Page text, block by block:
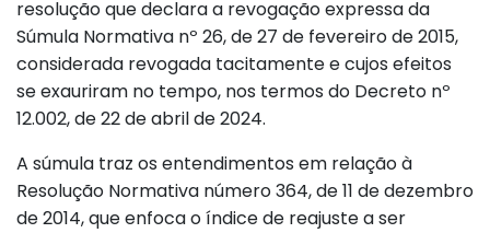
resolução que declara a revogação expressa da
Súmula Normativa nº 26, de 27 de fevereiro de 2015,
considerada revogada tacitamente e cujos efeitos
se exauriram no tempo, nos termos do Decreto nº
12.002, de 22 de abril de 2024.
A súmula traz os entendimentos em relação à
Resolução Normativa número 364, de 11 de dezembro
de 2014, que enfoca o índice de reajuste a ser